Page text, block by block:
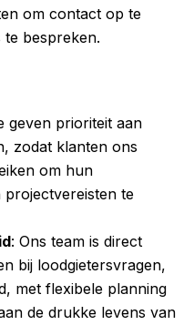
om contact op te
bespreken.
geven prioriteit aan
zodat klanten ons
om hun
projectvereisten te
: Ons team is direct
bij loodgietersvragen,
met flexibele planning
de drukke levens van